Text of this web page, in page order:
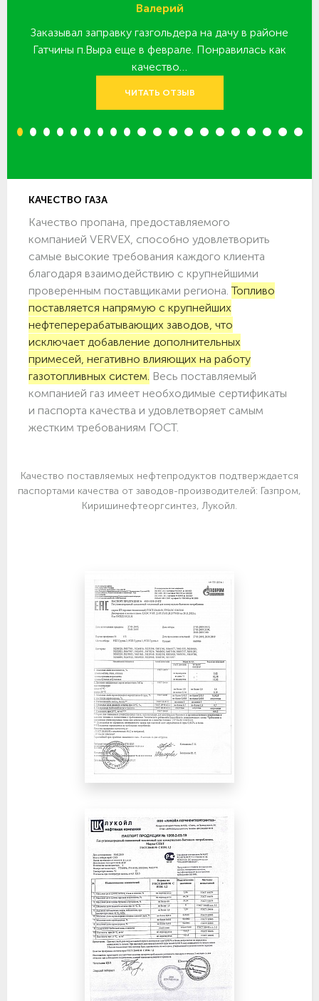
Валерий
Заказывал заправку газгольдера на дачу в районе
Гатчины п.Выра еще в феврале. Понравилась как
качество…
ЧИТАТЬ ОТЗЫВ
1 2 3 4 5 6 7 8 9 10 11 12 13 14 15 16 17 18 19 20
КАЧЕСТВО ГАЗА
Качество пропана, предоставляемого
компанией VERVEX, способно удовлетворить
самые высокие требования каждого клиента
благодаря взаимодействию с крупнейшими
проверенным поставщиками региона.Топливо
поставляется напрямую с крупнейших
нефтеперерабатывающих заводов, что
исключает добавление дополнительных
примесей, негативно влияющих на работу
газотопливных систем. Весь поставляемый
компанией газ имеет необходимые сертификаты
и паспорта качества и удовлетворяет самым
жестким требованиям ГОСТ.
Качество поставляемых нефтепродуктов подтверждается
паспортами качества от заводов-производителей: Газпром,
Киришинефтеоргсинтез, Лукойл.